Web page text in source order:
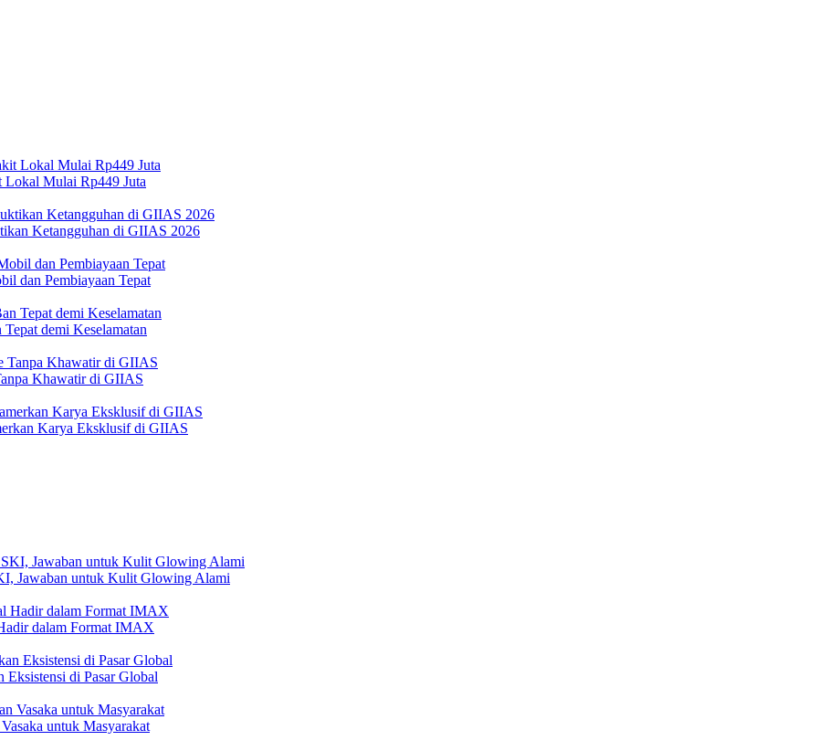
Mulai Rp449 Juta
Ketangguhan di GIIAS 2026
dan Pembiayaan Tepat
demi Keselamatan
Khawatir di GIIAS
Karya Eksklusif di GIIAS
Jawaban untuk Kulit Glowing Alami
dalam Format IMAX
di Pasar Global
untuk Masyarakat